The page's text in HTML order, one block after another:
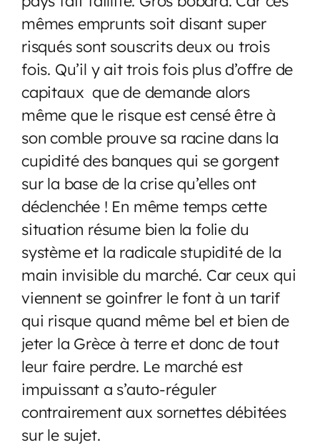
mêmes emprunts soit disant super
risqués sont souscrits deux ou trois
fois. Qu’il y ait trois fois plus d’offre de
capitaux que de demande alors
même que le risque est censé être à
son comble prouve sa racine dans la
cupidité des banques qui se gorgent
sur la base de la crise qu’elles ont
déclenchée ! En même temps cette
situation résume bien la folie du
système et la radicale stupidité de la
main invisible du marché. Car ceux qui
viennent se goinfrer le font à un tarif
qui risque quand même bel et bien de
jeter la Grèce à terre et donc de tout
leur faire perdre. Le marché est
impuissant a s’auto-réguler
contrairement aux sornettes débitées
sur le sujet.